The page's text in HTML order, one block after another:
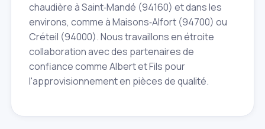
chaudière à Saint‑Mandé (94160) et dans les
environs, comme à Maisons‑Alfort (94700) ou
Créteil (94000). Nous travaillons en étroite
collaboration avec des partenaires de
confiance comme Albert et Fils pour
l'approvisionnement en pièces de qualité.